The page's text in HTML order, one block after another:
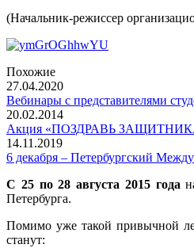
(Начальник-режиссер
Похожие
27.04.2020
Вебинары с представителями
20.02.2014
Акция «ПОЗДРАВЬ
14.11.2019
6 декабря – Петербургский
С 25 по 28 августа 2015 года
Петербурга.
Помимо уже такой привычной
станут: